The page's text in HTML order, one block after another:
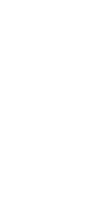
terrace, hair
160 cm. , with 2
WC room. This
terrace, hair
180 cm. , with 2
This bedroom
dryer.